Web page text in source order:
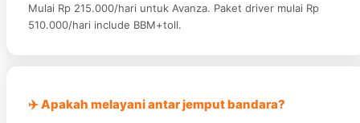
Mulai Rp 215.000/hari untuk Avanza. Paket driver mulai Rp
510.000/hari include BBM+toll.
✈️ Apakah melayani antar jemput bandara?